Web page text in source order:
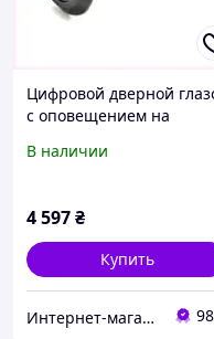
Цифровой дверной
с оповещением на
68HP682M71
В наличии
4 597₴
Купить
Интернет-магазин "SmartShop"